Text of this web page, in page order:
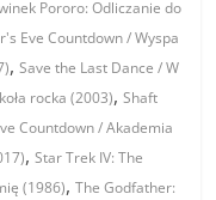
Pororo: Odliczanie do
Eve Countdown / Wyspa
,Save the Last Dance / W
rocka (2003),Shaft
Countdown / Akademia
,Star Trek IV: The
(1986),The Godfather: